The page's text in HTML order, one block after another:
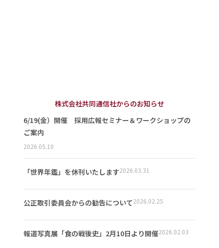
株式会社共同通信社からのお知らせ
6/19(金）開催 採用広報セミナー＆ワークショップの
ご案内
2026.05.10
「世界年鑑」を休刊いたします2026.03.31
公正取引委員会からの勧告について2026.02.25
報道写真展「食の戦後史」2月10日より開催2026.02.03